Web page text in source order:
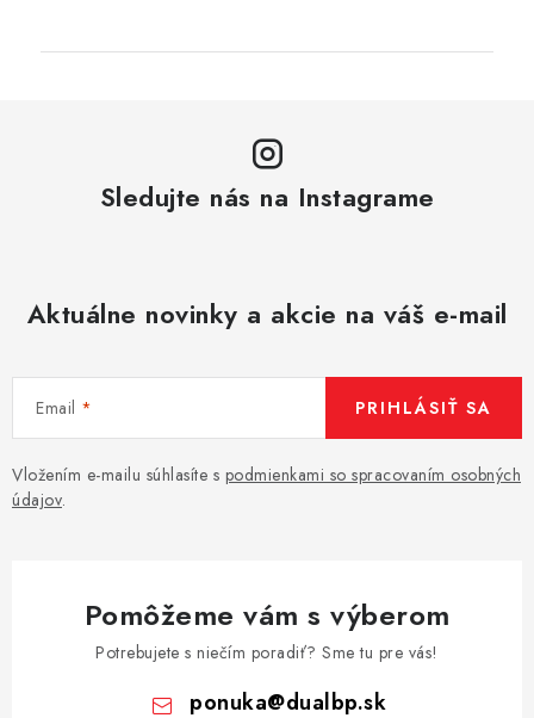
Sledujte nás na Instagrame
Aktuálne novinky a akcie na váš e-mail
Email
Vložením e-mailu súhlasíte s podmienkami so spracovaním osobných
údajov.
PRIHLÁSIŤ SA
Pomôžeme vám s výberom
Potrebujete s niečím poradiť? Sme tu pre vás!
ponuka@dualbp.sk